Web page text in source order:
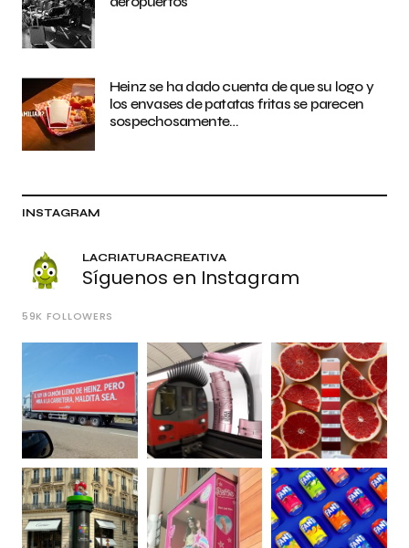
Heinz se ha dado cuenta de que su logo y
los envases de patatas fritas se parecen
sospechosamente…
INSTAGRAM
LACRIATURACREATIVA
Síguenos en Instagram
59K FOLLOWERS